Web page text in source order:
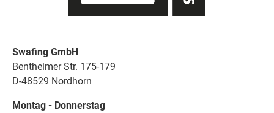
Swafing GmbH
Bentheimer Str. 175-179
D-48529 Nordhorn
Montag - Donnerstag